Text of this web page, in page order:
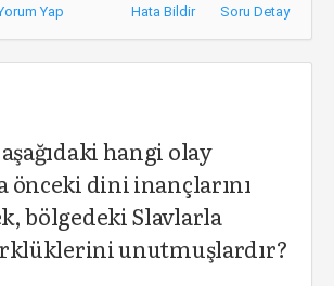
Yap Hata Bildir Soru Detay
hangi olay
önceki dini inançlarını
bölgedeki Slavlarla
unutmuşlardır?